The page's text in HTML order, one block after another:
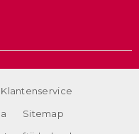
Klantenservice
Sitemap